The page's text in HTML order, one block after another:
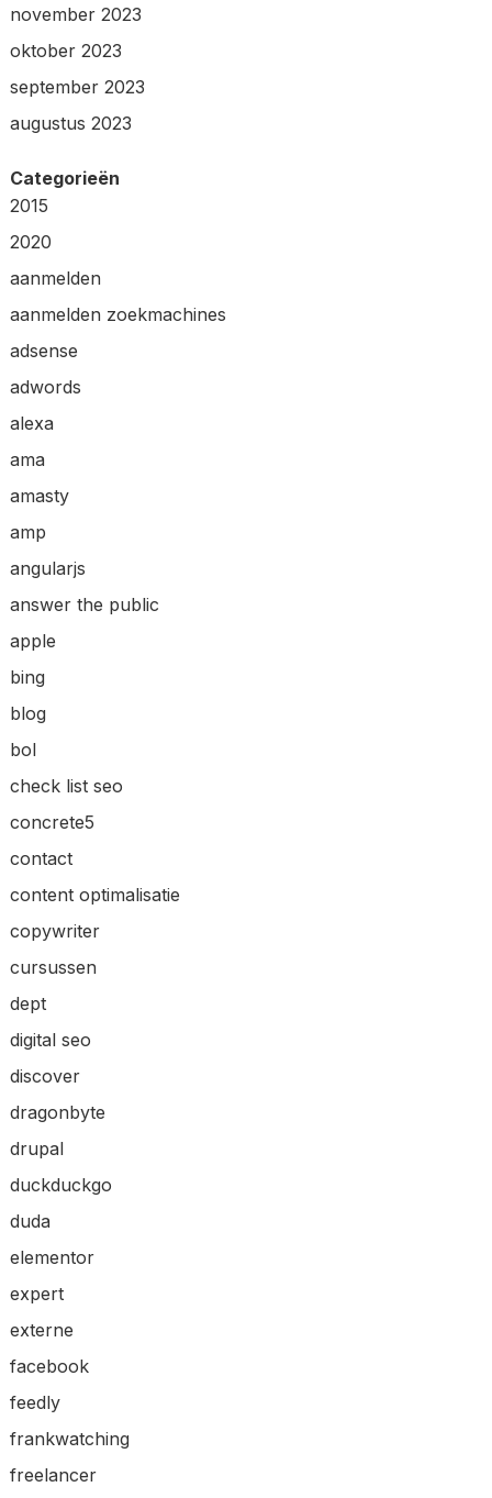
november 2023
oktober 2023
september 2023
augustus 2023
Categorieën
2015
2020
aanmelden
aanmelden zoekmachines
adsense
adwords
alexa
ama
amasty
amp
angularjs
answer the public
apple
bing
blog
bol
check list seo
concrete5
contact
content optimalisatie
copywriter
cursussen
dept
digital seo
discover
dragonbyte
drupal
duckduckgo
duda
elementor
expert
externe
facebook
feedly
frankwatching
freelancer